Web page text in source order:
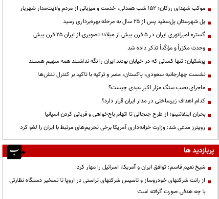
موکب شهدای رزکان؛ ۱۵۲ شب همدلی، خدمت و میزبانی از مردم ولایت‌مدار شهریار
پل شهرستان پل‌سفید پس از ۲۵ سال به مرحله بهره‌برداری رسید
گستره امپراتوری ایران در ۵ قرن پیش از میلاد؛ تصویری از ایران ۲۵ قرن پیش
وحدت مکرّراً و مؤکّداً تذکر داده شد
پزشکیان: تنها کسانی که در خیابان بودند ایران را نگه نداشتند همه سهیم هستند
نشست چهارجانبه سعودی، پاکستان، مصر و ترکیه با تاکید بر کنترل تنش‌ها
ماجرای نصب سنگ مزار اکبر عبدی چیست؟
کدام اهداف زیرساختی در مدار ایران قرار دارد؟
بحران اینفانتینو؛ از طرح جنجالی تا اتهام باج‌خواهی و قربانی کردن اسپانیا
رویترز مدعی شد: وزارت خزانه‌داری آمریکا برخی تحریم‌های مرتبط با ایران را لغو کرد
پربازدید ها
شیخ نعیم قاسم: توافق ایران و آمریکا، اسرائیل را مهار کرد
از رانت‌ شرکتهای خودروساز و تاسیس شرکتهای تراستی در اروپا تا تسخیر دستگاه نظارتی
با چه هدفی صورت گرفته است